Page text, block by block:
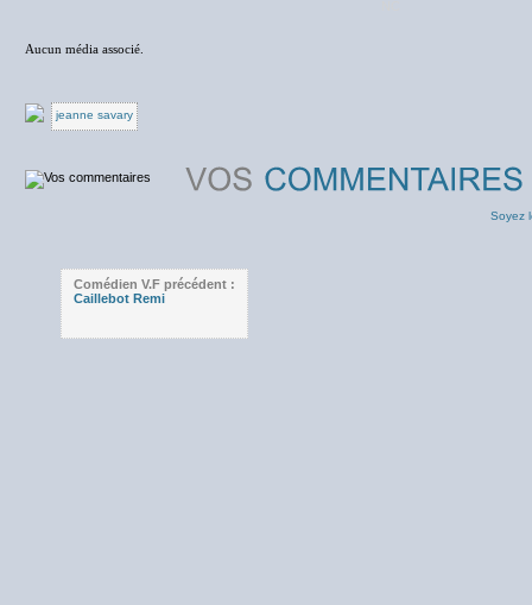
Aucun média associé.
jeanne savary
Soyez
Comédien V.F précédent :
Caillebot Remi